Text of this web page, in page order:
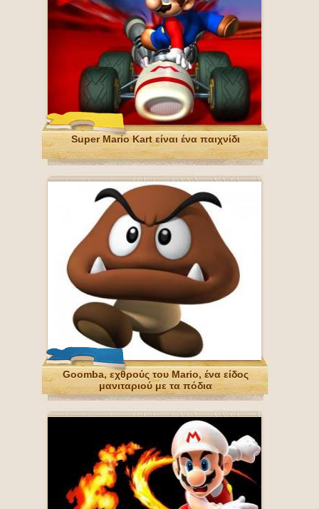
Super Mario Kart είναι ένα παιχνίδι
Goomba, εχθρούς του Mario, ένα είδος
μανιταριού με τα πόδια